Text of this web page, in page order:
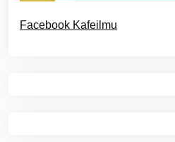
Facebook Kafeilmu